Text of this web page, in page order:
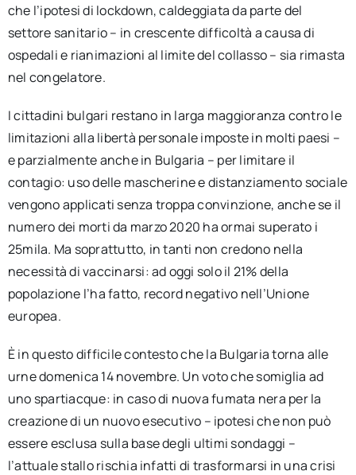
che l’ipotesi di lockdown, caldeggiata da parte del
settore sanitario – in crescente difficoltà a causa di
ospedali e rianimazioni al limite del collasso – sia rimasta
nel congelatore.
I cittadini bulgari restano in larga maggioranza contro le
limitazioni alla libertà personale imposte in molti paesi –
e parzialmente anche in Bulgaria – per limitare il
contagio: uso delle mascherine e distanziamento sociale
vengono applicati senza troppa convinzione, anche se il
numero dei morti da marzo 2020 ha ormai superato i
25mila. Ma soprattutto, in tanti non credono nella
necessità di vaccinarsi: ad oggi solo il 21% della
popolazione l’ha fatto, record negativo nell’Unione
europea.
È in questo difficile contesto che la Bulgaria torna alle
urne domenica 14 novembre. Un voto che somiglia ad
uno spartiacque: in caso di nuova fumata nera per la
creazione di un nuovo esecutivo – ipotesi che non può
essere esclusa sulla base degli ultimi sondaggi –
l’attuale stallo rischia infatti di trasformarsi in una crisi